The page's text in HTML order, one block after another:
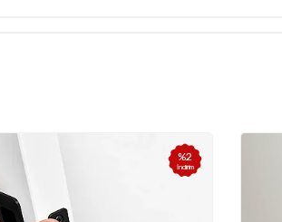
%2
İndirim